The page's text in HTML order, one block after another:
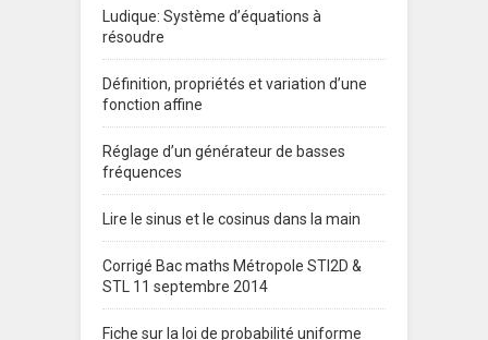
Ludique: Système d’équations à
résoudre
Définition, propriétés et variation d’une
fonction affine
Réglage d’un générateur de basses
fréquences
Lire le sinus et le cosinus dans la main
Corrigé Bac maths Métropole STI2D &
STL 11 septembre 2014
Fiche sur la loi de probabilité uniforme